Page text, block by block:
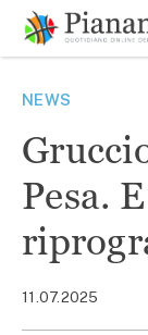
contenuto
NEWS
Pesa.
11.07.2025